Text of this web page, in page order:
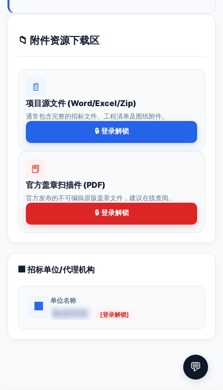
📁 附件资源下载区
📄
项目源文件 (Word/Excel/Zip)
通常包含完整的招标文件、工程清单及图纸附件。
🔒 登录解锁
📕
官方盖章扫描件 (PDF)
官方发布的不可编辑原版盖章文件，建议在线查阅。
🔒 登录解锁
🏢 招标单位/代理机构
🏢
单位名称
[登录解锁]
💬